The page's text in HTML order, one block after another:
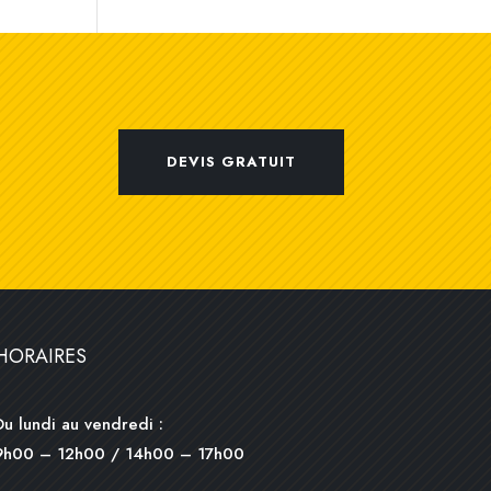
DEVIS GRATUIT
lundi au vendredi :
– 12h00 / 14h00 – 17h00